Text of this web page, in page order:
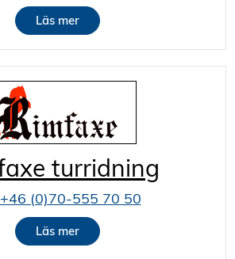
Läs mer
turridning
+46 (0)70-555 70 50
Läs mer